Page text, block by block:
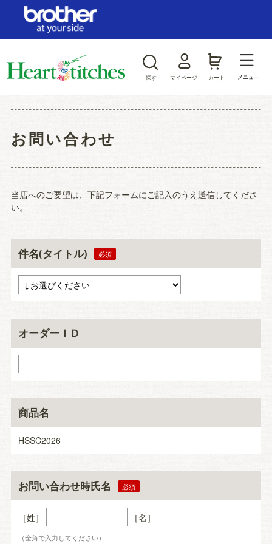
探す マイページ カート メニュー
お問い合わせ
当店へのご要望は、下記フォームにご記入のうえ送信してくださ
い。
件名(タイトル)
オーダーＩＤ
商品名
HSSC2026
お問い合わせ時氏名
［姓］ ［名］
（全角で入力してください）
ログイン/新規会員登録
ジャンルから探す